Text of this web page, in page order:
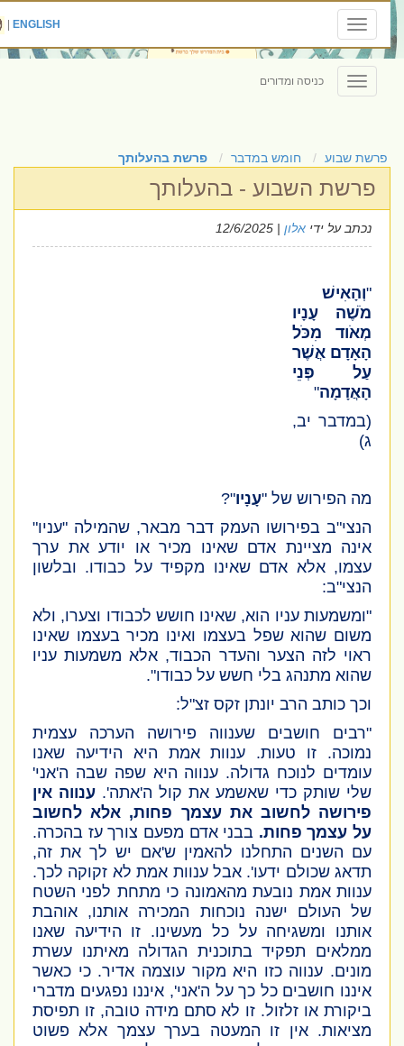
Toggle
navigation
ENGLISH
|
Toggle
navigation
כניסה ומדורים
פרשת שבוע חומש במדבר פרשת בהעלותך
פרשת השבוע - בהעלותך
נכתב על ידיאלון| 12/6/2025
וְהָאִישׁ
מֹשֶׁה עָנָיו
מְאֹוד מִכֹּל
הָאָדָם אֲשֶׁר
עַל פְּנֵי
הָאֲדָמָה"
(במדבר יב,
מה הפירוש של "עָנָיו"?
הנצי"ב בפירושו העמק דבר מבאר, שהמילה "עניו"
אינה מציינת אדם שאינו מכיר או יודע את ערך
עצמו, אלא אדם שאינו מקפיד על כבודו. ובלשון
הנצי"ב:
"ומשמעות עניו הוא, שאינו חושש לכבודו וצערו, ולא
משום שהוא שפל בעצמו ואינו מכיר בעצמו שאינו
ראוי לזה הצער והעדר הכבוד, אלא משמעות עניו
שהוא מתנהג בלי חשש על כבודו".
וכך כותב הרב יונתן זקס זצ"ל:
"רבים חושבים שענווה פירושה הערכה עצמית
נמוכה. זו טעות. ענוות אמת היא הידיעה שאנו
עומדים לנוכח גדולה. ענווה היא שפה שבה ה'אני'
שלי שותק כדי שאשמע את קול ה'אתה'.ענווה אין
פירושה לחשוב את עצמך פחות, אלא לחשוב
על עצמך פחות.בבני אדם מפעם צורך עז בהכרה.
עם השנים התחלנו להאמין ש'אם יש לך את זה,
תדאג שכולם ידעו'. אבל ענוות אמת לא זקוקה לכך.
ענוות אמת נובעת מהאמונה כי מתחת לפני השטח
של העולם ישנה נוכחות המכירה אותנו, אוהבת
אותנו ומשגיחה על כל מעשינו. זו הידיעה שאנו
ממלאים תפקיד בתוכנית הגדולה מאיתנו עשרת
מונים. ענווה כזו היא מקור עוצמה אדיר. כי כאשר
איננו חושבים כל כך על ה'אני', איננו נפגעים מדברי
ביקורת או זלזול. זו לא סתם מידה טובה, זו תפיסת
מציאות. אין זו המעטה בערך עצמך אלא פשוט